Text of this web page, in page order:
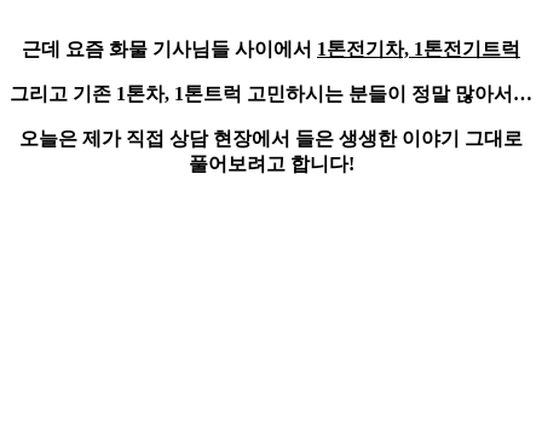
근데 요즘 화물 기사님들 사이에서 1톤전기차, 1톤전기트럭
그리고 기존 1톤차, 1톤트럭 고민하시는 분들이 정말 많아서…
오늘은 제가 직접 상담 현장에서 들은 생생한 이야기 그대로
풀어보려고 합니다!